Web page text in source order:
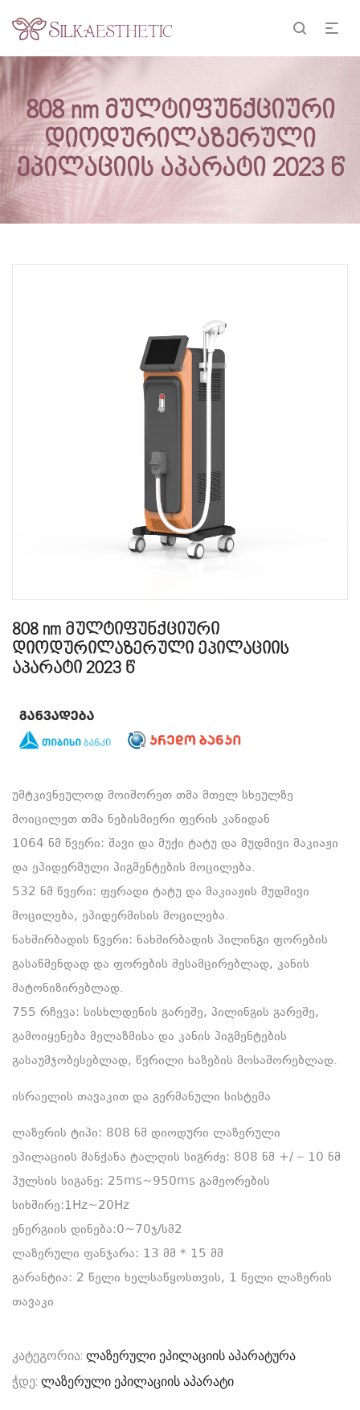
808 nm მულტიფუნქციური
დიოდურილაზერული
ეპილაციის აპარატი 2023 წ
808 nm მულტიფუნქციური
დიოდურილაზერული ეპილაციის
აპარატი 2023 წ
უმტკივნეულოდ მოიშორეთ თმა მთელ სხეულზე
მოიცილეთ თმა ნებისმიერი ფერის კანიდან
1064 ნმ წვერი: შავი და მუქი ტატუ და მუდმივი მაკიაჟი
და ეპიდერმული პიგმენტების მოცილება.
532 ნმ წვერი: ფერადი ტატუ და მაკიაჟის მუდმივი
მოცილება, ეპიდერმისის მოცილება.
ნახშირბადის წვერი: ნახშირბადის პილინგი ფორების
გასაწმენდად და ფორების შესამცირებლად, კანის
მატონიზირებლად.
755 რჩევა: სისხლდენის გარეშე, პილინგის გარეშე,
გამოიყენება მელაზმისა და კანის პიგმენტების
გასაუმჯობესებლად, წვრილი ხაზების მოსაშორებლად.
ისრაელის თავაკით და გერმანული სისტემა
ლაზერის ტიპი: 808 ნმ დიოდური ლაზერული
ეპილაციის მანქანა ტალღის სიგრძე: 808 ნმ +/ – 10 ნმ
პულსის სიგანე: 25ms~950ms გამეორების
სიხშირე:1Hz~20Hz
ენერგიის დინება:0~70ჯ/სმ2
ლაზერული ფანჯარა: 13 მმ * 15 მმ
გარანტია: 2 წელი ხელსაწყოსთვის, 1 წელი ლაზერის
თავაკი
კატეგორია: ლაზერული ეპილაციის აპარატურა
ჭდე: ლაზერული ეპილაციის აპარატი